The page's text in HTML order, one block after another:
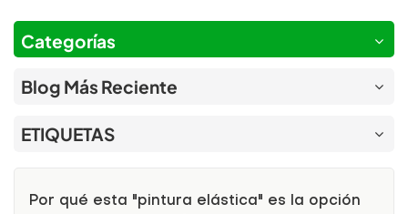
Categorías
Blog Más Reciente
ETIQUETAS
Por qué esta "pintura elástica" es la opción